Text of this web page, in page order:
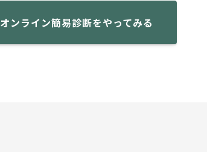
オンライン簡易診断をやってみる